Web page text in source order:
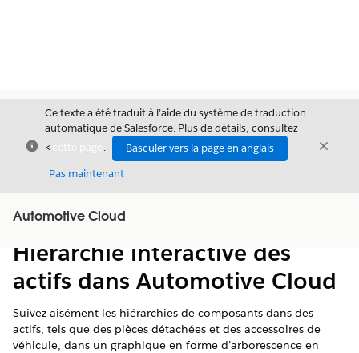
Fermer
Ce texte a été traduit à l’aide du système de traduction
automatique de Salesforce. Plus de détails, consultez
<cette page .
Basculer vers la page en anglais
Pas maintenant
Fermer
Automotive CloudAfficher la table des matières
Table des
Hiérarchie interactive des
actifs dans Automotive Cloud
Suivez aisément les hiérarchies de composants dans des
actifs, tels que des pièces détachées et des accessoires de
véhicule, dans un graphique en forme d’arborescence en